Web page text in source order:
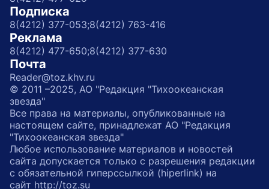
Подписка
8(4212) 377-053;8(4212) 763-416
Реклама
8(4212) 477-650;8(4212) 377-630
Почта
Reader@toz.khv.ru
© 2011 –2025, АО "Редакция "Тихоокеанская
звезда"
Все права на материалы, опубликованные на
настоящем сайте, принадлежат АО "Редакция
"Тихоокеанская звезда"
Любое использование материалов и новостей
сайта допускается только с разрешения редакции
с обязательной гиперссылкой (hiperlink) на
сайт http://toz.su